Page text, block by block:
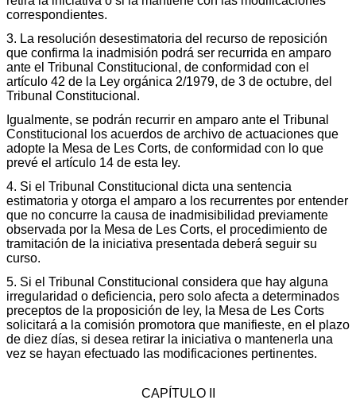
correspondientes.
3. La resolución desestimatoria del recurso de reposición
que confirma la inadmisión podrá ser recurrida en amparo
ante el Tribunal Constitucional, de conformidad con el
artículo 42 de la Ley orgánica 2/1979, de 3 de octubre, del
Tribunal Constitucional.
Igualmente, se podrán recurrir en amparo ante el Tribunal
Constitucional los acuerdos de archivo de actuaciones que
adopte la Mesa de Les Corts, de conformidad con lo que
prevé el artículo 14 de esta ley.
4. Si el Tribunal Constitucional dicta una sentencia
estimatoria y otorga el amparo a los recurrentes por entender
que no concurre la causa de inadmisibilidad previamente
observada por la Mesa de Les Corts, el procedimiento de
tramitación de la iniciativa presentada deberá seguir su
curso.
5. Si el Tribunal Constitucional considera que hay alguna
irregularidad o deficiencia, pero solo afecta a determinados
preceptos de la proposición de ley, la Mesa de Les Corts
solicitará a la comisión promotora que manifieste, en el plazo
de diez días, si desea retirar la iniciativa o mantenerla una
vez se hayan efectuado las modificaciones pertinentes.
CAPÍTULO II